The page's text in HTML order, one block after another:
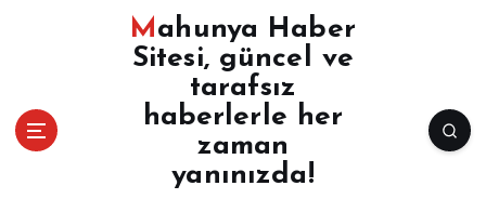
Mahunya Haber
Sitesi, güncel ve
tarafsız
haberlerle her
zaman
yanınızda!